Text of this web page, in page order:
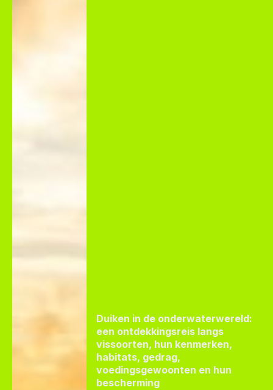
Duiken in de onderwaterwereld:
een ontdekkingsreis langs
vissoorten, hun kenmerken,
habitats, gedrag,
voedingsgewoonten en hun
bescherming